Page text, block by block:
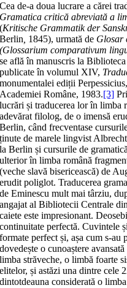
Cea de-a doua lucrare a cărei
Gramatica critică abreviată a
(Kritische Grammatik der
Berlin, 1845), urmată de Glosar
(Glossarium comparativum
se află în manuscris la
publicate în volumul XIV,
monumentalei ediții
Academiei Române, 1983.[3]
lucrări și traducerea lor în limba
adevărat filolog, de o imensă
Berlin, când frecventase
ținute de marele lingvist
la Berlin și cursurile de
ulterior în limba română
(veche slavă bisericească) de
erudit poliglot. Traducerea
de Eminescu mult mai târziu,
angajat al Bibliotecii Centrale
caiete este impresionant.
continuitate perfectă. Cuvintele
formate perfect și, așa cum s-au
dovedește o cunoaștere
limba străveche, o limbă foarte
elitelor, și astăzi una dintre cele
dintotdeauna considerată o